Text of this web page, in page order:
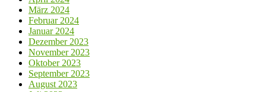
März 2024
Februar 2024
Januar 2024
Dezember 2023
November 2023
Oktober 2023
September 2023
August 2023